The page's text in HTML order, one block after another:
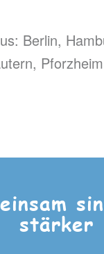
stärker